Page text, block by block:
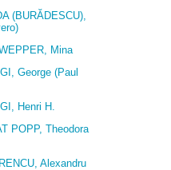
(BURĂDESCU),
Mina
George (Paul
Henri H.
POPP, Theodora
Alexandru